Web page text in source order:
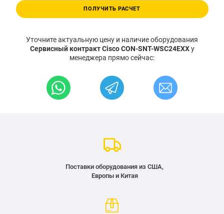
ПОЛУЧИТЬ РАСЧЕТ
Уточните актуальную цену и наличие оборудования
Сервисный контракт Cisco CON-SNT-WSC24EXXу
менеджера прямо сейчас:
Поставки оборудования из США,
Европы и Китая